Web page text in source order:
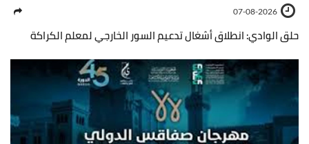
07-08-2026
حلق الوادي: انطلاق أشغال تدعيم السور الخارجي لمعلم الكراكة